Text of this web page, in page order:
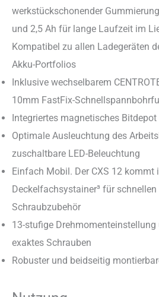
werkstückschonender
und 2,5 Ah für lange Laufzeit im
Kompatibel zu allen Ladegeräten
Akku-Portfolios
Inklusive wechselbarem
10mm FastFix-
Integriertes magnetisches Bitdepot
Optimale Ausleuchtung des
zuschaltbare LED-Beleuchtung
Einfach Mobil. Der CXS 12 kommt
Deckelfachsystainer³ für
Schraubzubehör
13-stufige
exaktes Schrauben
Robuster und beidseitig